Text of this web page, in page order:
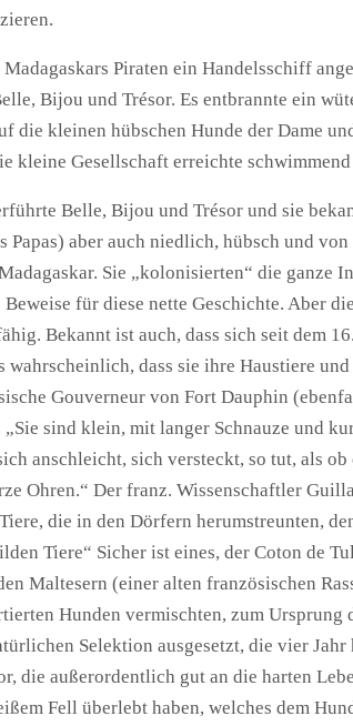
Piraten ein Handelsschiff
Bijou und Trésor. Es entbrannte ein
die kleinen hübschen Hunde der Dame
kleine Gesellschaft erreichte
Belle, Bijou und Trésor und sie
aber auch niedlich, hübsch und
Sie „kolonisierten“ die ganze
für diese nette Geschichte. Aber
Bekannt ist auch, dass sich seit dem
dass sie ihre Haustiere
Gouverneur von Fort Dauphin
sind klein, mit langer Schnauze und
anschleicht, sich versteckt, so tut, als
Ohren.“ Der franz. Wissenschaftler
die in den Dörfern herumstreunten,
Tiere“ Sicher ist eines, der Coton de
Maltesern (einer alten französischen
Hunden vermischten, zum Ursprung
Selektion ausgesetzt, die vier
die außerordentlich gut an die harten
Fell überlebt haben, welches dem